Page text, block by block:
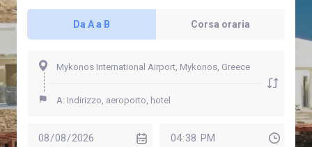
Da A a B Corsa oraria